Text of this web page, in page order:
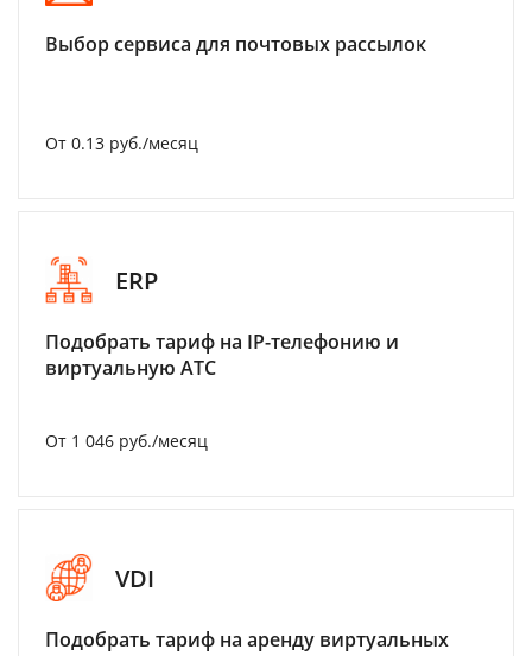
Выбор сервиса для почтовых рассылок
От 0.13 руб./месяц
ERP
Подобрать тариф на IP-телефонию и
виртуальную АТС
От 1 046 руб./месяц
VDI
Подобрать тариф на аренду виртуальных